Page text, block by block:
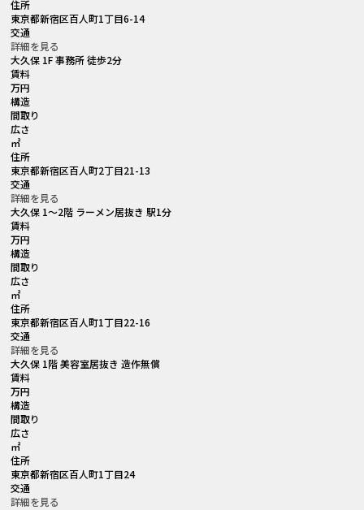
住所
東京都新宿区百人町1丁目6-14
交通
詳細を見る
大久保 1F 事務所 徒歩2分
賃料
万円
構造
間取り
広さ
㎡
住所
東京都新宿区百人町2丁目21-13
交通
詳細を見る
大久保 1〜2階 ラーメン居抜き 駅1分
賃料
万円
構造
間取り
広さ
㎡
住所
東京都新宿区百人町1丁目22-16
交通
詳細を見る
大久保 1階 美容室居抜き 造作無償
賃料
万円
構造
間取り
広さ
㎡
住所
東京都新宿区百人町1丁目24
交通
詳細を見る